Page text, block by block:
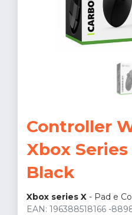
Controller
Xbox
Black
Xbox series X - Pad e
EAN: 196388518166 -